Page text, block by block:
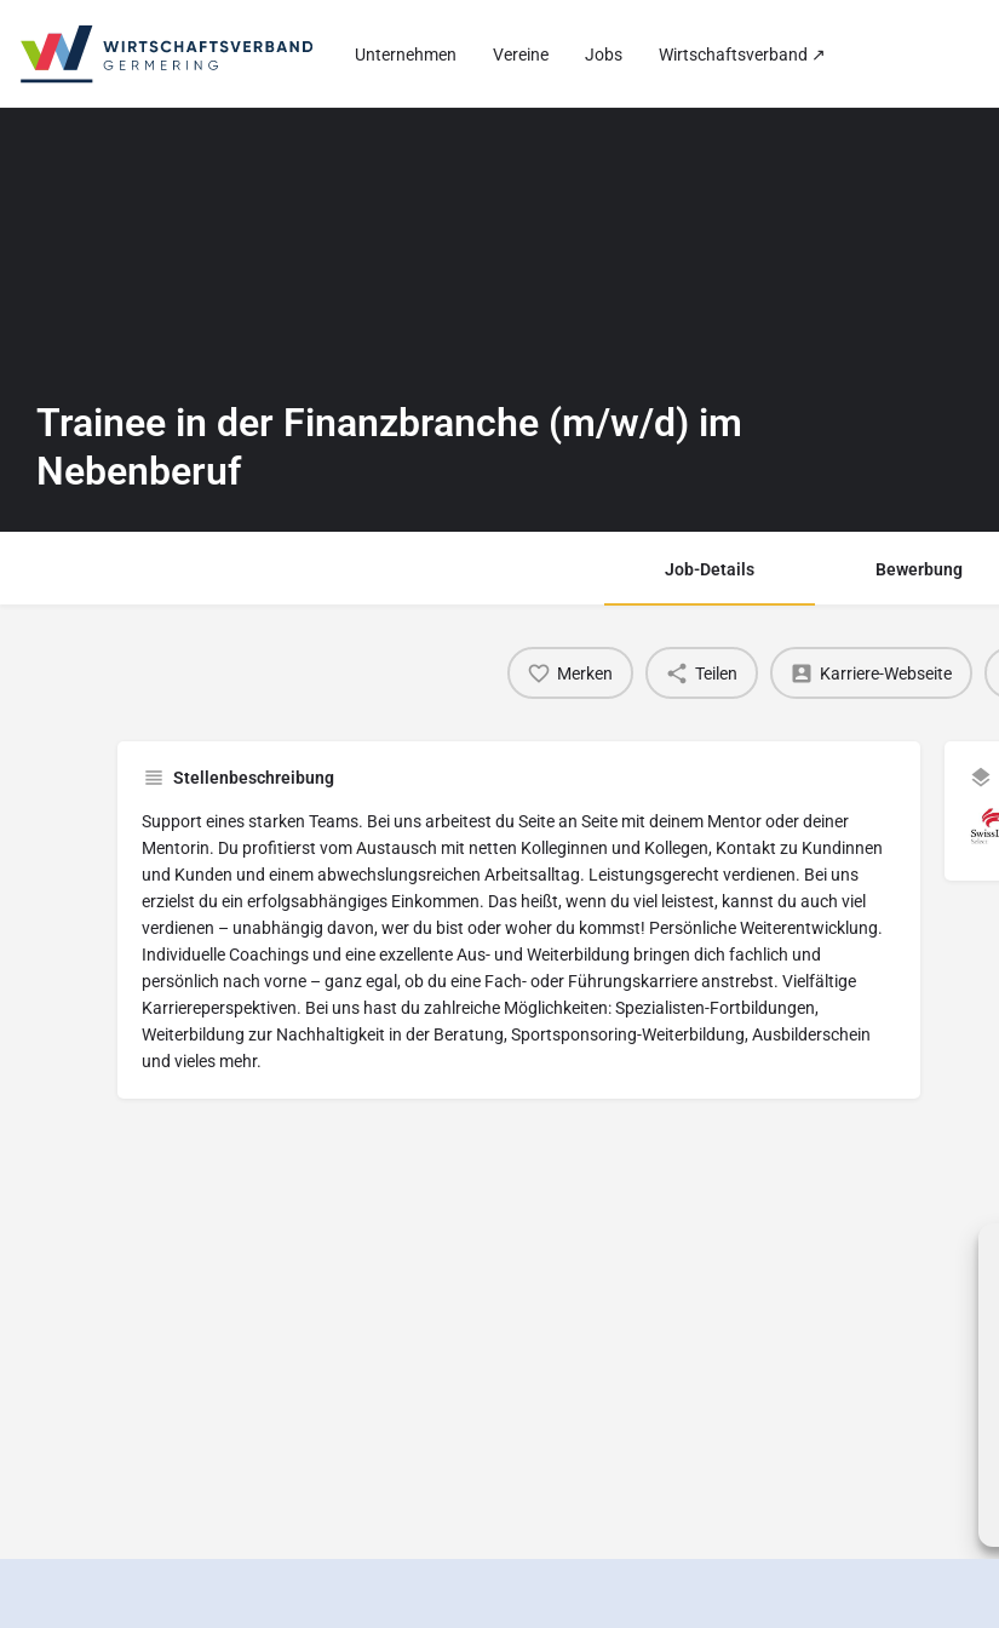
Unternehmen Vereine Jobs Wirtschaftsverband ↗
Trainee in der Finanzbranche (m/w/d) im
Nebenberuf
Job-Details Bewerbung
Merken Teilen Karriere-Webseite
Stellenbeschreibung
Support eines starken Teams. Bei uns arbeitest du Seite an Seite mit deinem Mentor oder deiner
Mentorin. Du profitierst vom Austausch mit netten Kolleginnen und Kollegen, Kontakt zu Kundinnen
und Kunden und einem abwechslungsreichen Arbeitsalltag. Leistungsgerecht verdienen. Bei uns
erzielst du ein erfolgsabhängiges Einkommen. Das heißt, wenn du viel leistest, kannst du auch viel
verdienen – unabhängig davon, wer du bist oder woher du kommst! Persönliche Weiterentwicklung.
Individuelle Coachings und eine exzellente Aus- und Weiterbildung bringen dich fachlich und
persönlich nach vorne – ganz egal, ob du eine Fach- oder Führungskarriere anstrebst. Vielfältige
Karriereperspektiven. Bei uns hast du zahlreiche Möglichkeiten: Spezialisten-Fortbildungen,
Weiterbildung zur Nachhaltigkeit in der Beratung, Sportsponsoring-Weiterbildung, Ausbilderschein
und vieles mehr.